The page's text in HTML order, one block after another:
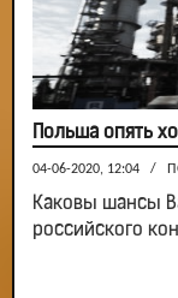
Польша опять
04-06-2020, 12:04 /
Каковы шансы
российского